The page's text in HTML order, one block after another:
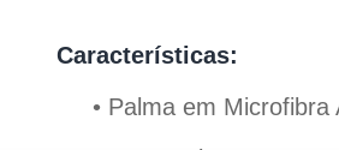
Características:
• Palma em Microfibra